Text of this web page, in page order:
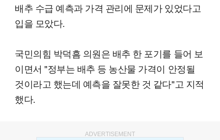
배추 수급 예측과 가격 관리에 문제가 있었다고
입을 모았다.
국민의힘 박덕흠 의원은 배추 한 포기를 들어 보
이면서 "정부는 배추 등 농산물 가격이 안정될
것이라고 했는데 예측을 잘못한 것 같다"고 지적
했다.
ADVERTISEMENT